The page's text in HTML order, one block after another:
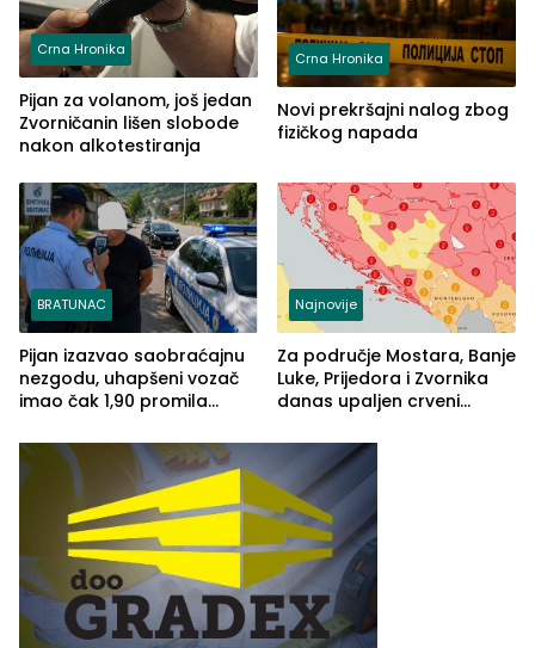
Crna Hronika
Pijan za volanom, još jedan
Zvorničanin lišen slobode
nakon alkotestiranja
Crna Hronika
Novi prekršajni nalog zbog
fizičkog napada
BRATUNAC
Pijan izazvao saobraćajnu
nezgodu, uhapšeni vozač
imao čak 1,90 promila
Najnovije
Za područje Mostara, Banje
Luke, Prijedora i Zvornika
danas upaljen crveni